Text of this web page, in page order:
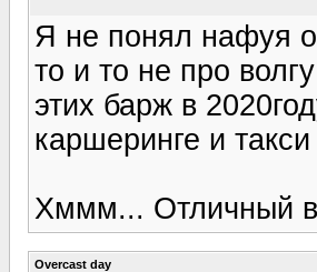
Я не понял нафуя
то и то не про
этих барж в
каршеринге и
Хммм... Отличный
Overcast day